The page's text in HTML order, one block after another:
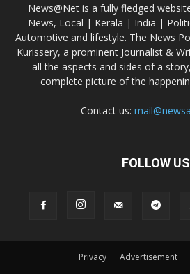
News@Net is a fully fledged
News, Local | Kerala | India |
Automotive and lifestyle. The News
Kurissery, a prominent Journalist &
all the aspects and sides of a
complete picture of the
Contact us:
FOLLOW US
Privacy Advertisement